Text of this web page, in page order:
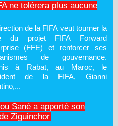
ne tolérera plus aucune
de la FIFA veut tourner la
du projet FIFA Forward
(FFE) et renforcer ses
de gouvernance.
à Rabat, au Maroc, le
de la FIFA, Gianni
Sané a apporté son
Ziguinchor